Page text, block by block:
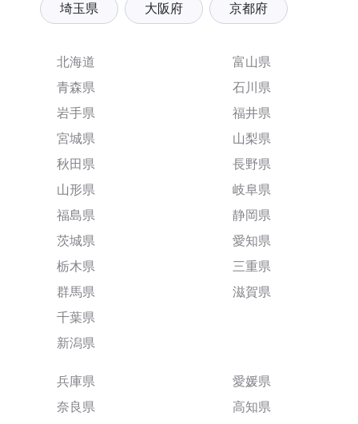
埼玉県 大阪府 京都府
北海道
青森県
岩手県
宮城県
秋田県
山形県
福島県
茨城県
栃木県
群馬県
千葉県
新潟県
富山県
石川県
福井県
山梨県
長野県
岐阜県
静岡県
愛知県
三重県
滋賀県
兵庫県
奈良県
愛媛県
高知県